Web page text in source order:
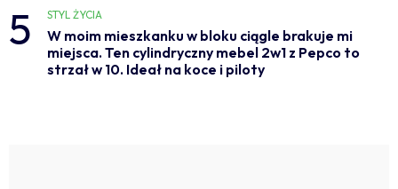
5 STYL ŻYCIA
W moim mieszkanku w bloku ciągle brakuje mi
miejsca. Ten cylindryczny mebel 2w1 z Pepco to
strzał w 10. Ideał na koce i piloty